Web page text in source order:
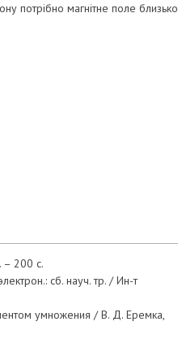
потрібно магнітне поле близько
– 200 с.
сб. науч. тр. / Ин-т
умножения / В. Д. Еремка,